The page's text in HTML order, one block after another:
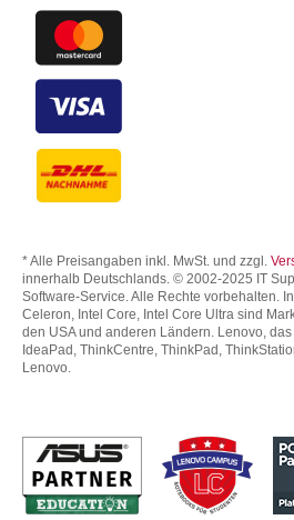
* Alle Preisangaben inkl. MwSt. und zzgl.
innerhalb Deutschlands. © 2002-2025 IT
Software-Service. Alle Rechte vorbehalten.
Celeron, Intel Core, Intel Core Ultra sind
den USA und anderen Ländern. Lenovo,
IdeaPad, ThinkCentre, ThinkPad,
Lenovo.